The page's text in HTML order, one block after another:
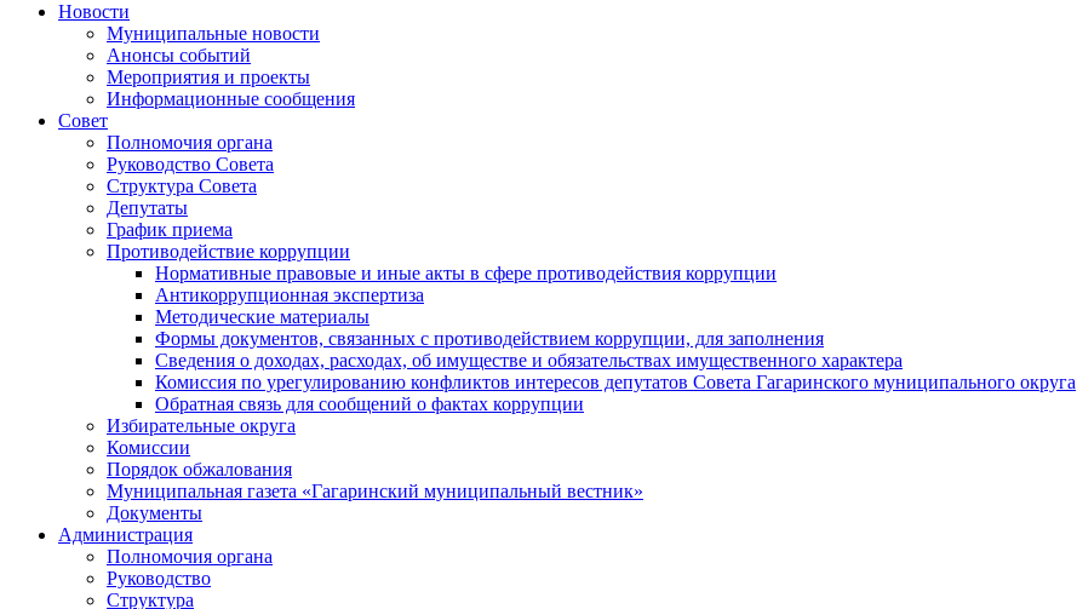
Новости
Муниципальные новости
Анонсы событий
Мероприятия и проекты
Информационные сообщения
Совет
Полномочия органа
Руководство Совета
Структура Совета
Депутаты
График приема
Противодействие коррупции
Нормативные правовые и иные акты в сфере противодействия коррупции
Антикоррупционная экспертиза
Методические материалы
Формы документов, связанных с противодействием коррупции, для заполнения
Сведения о доходах, расходах, об имуществе и обязательствах имущественного характера
Комиссия по урегулированию конфликтов интересов депутатов Совета Гагаринского муниципального округа
Обратная связь для сообщений о фактах коррупции
Избирательные округа
Комиссии
Порядок обжалования
Муниципальная газета «Гагаринский муниципальный вестник»
Документы
Администрация
Полномочия органа
Руководство
Структура